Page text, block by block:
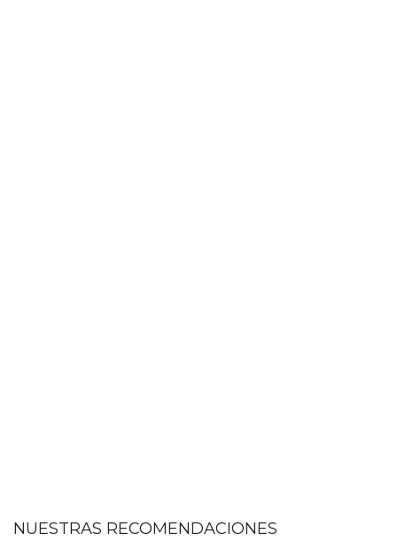
NUESTRAS RECOMENDACIONES